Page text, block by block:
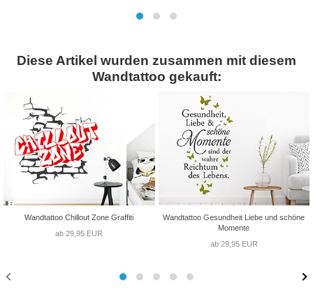
Diese Artikel wurden zusammen mit diesem
Wandtattoo gekauft:
Wandtattoo Chillout Zone Graffiti
ab 29,95 EUR
Wandtattoo Gesundheit Liebe und schöne
Momente
ab 29,95 EUR